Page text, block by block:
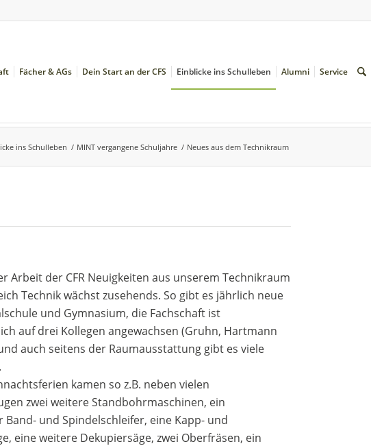
Fächer & AGs Dein Start an der CFS Einblicke ins Schulleben Alumni Service
ins Schulleben / MINT vergangene Schuljahre / Neues aus dem Technikraum
Arbeit der CFR Neuigkeiten aus unserem Technikraum
Technik wächst zusehends. So gibt es jährlich neue
und Gymnasium, die Fachschaft ist
auf drei Kollegen angewachsen (Gruhn, Hartmann
auch seitens der Raumausstattung gibt es viele
kamen so z.B. neben vielen
zwei weitere Standbohrmaschinen, ein
Band- und Spindelschleifer, eine Kapp- und
eine weitere Dekupiersäge, zwei Oberfräsen, ein